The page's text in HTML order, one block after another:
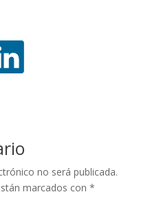
no será publicada.
marcados con *